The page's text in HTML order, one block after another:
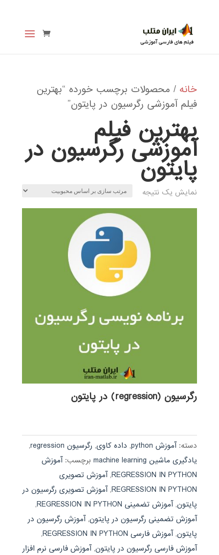
خانه / محصولات برچسب خورده “بهترین
فیلم آموزشی رگرسیون در پایتون”
بهترین فیلم
آموزشی رگرسیون در
پایتون
نمایش یک نتیجه
رگرسیون (regression) در پایتون
دسته:آموزش python , داده کاوی, رگرسیون regression
,
یادگیری ماشین machine learning
برچسب:آموزش
REGRESSION IN PYTHON
,آموزش تصویری
REGRESSION IN PYTHON
,آموزش تصویری رگرسیون در
پایتون,آموزش تضمینی REGRESSION IN PYTHON
,
آموزش تضمینی رگرسیون در پایتون,آموزش رگرسیون در
پایتون,آموزش فارسی REGRESSION IN PYTHON
,
آموزش فارسی رگرسیون در پایتون,آموزش فارسی نرم افزار